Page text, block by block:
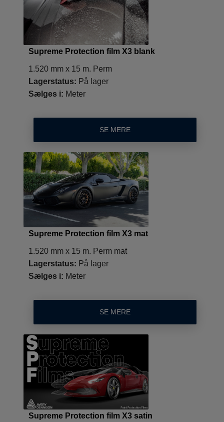
Supreme Protection film X3 blank
1.520 mm x 15 m. Perm
Lagerstatus: På lager
Sælges i: Meter
SE MERE
Supreme Protection film X3 mat
1.520 mm x 15 m. Perm mat
Lagerstatus: På lager
Sælges i: Meter
SE MERE
Supreme Protection film X3 satin